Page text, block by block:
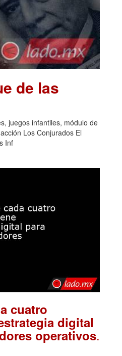
de las
juegos infantiles, módulo de
Los Conjurados El
Inf
cuatro
digital
operativos.